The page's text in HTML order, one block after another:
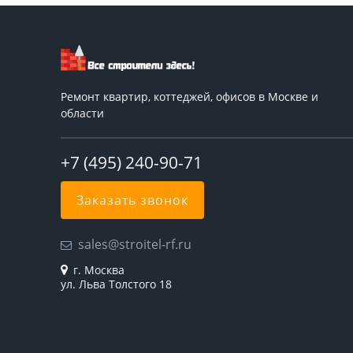
Ремонт квартир, коттеджей, офисов в Москве и
области
+7 (495) 240-90-71
Заказать звонок
sales@stroitel-rf.ru
г. Москва
ул. Льва Толстого 18